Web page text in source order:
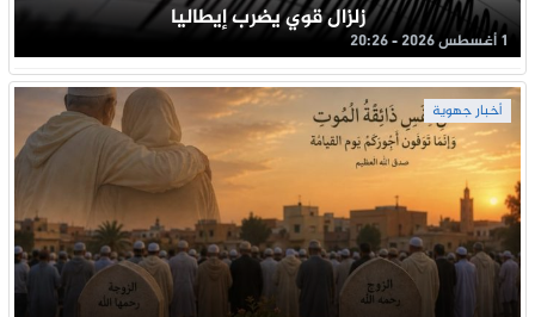
زلزال قوي يضرب إيطاليا
1 أغسطس 2026 - 20:26
أخبار جهوية